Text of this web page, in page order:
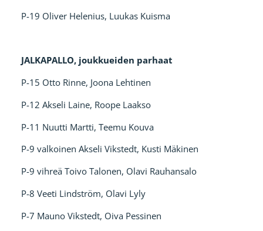
P-19 Oliver Helenius, Luukas Kuisma
JALKAPALLO, joukkueiden parhaat
P-15 Otto Rinne, Joona Lehtinen
P-12 Akseli Laine, Roope Laakso
P-11 Nuutti Martti, Teemu Kouva
P-9 valkoinen Akseli Vikstedt, Kusti Mäkinen
P-9 vihreä Toivo Talonen, Olavi Rauhansalo
P-8 Veeti Lindström, Olavi Lyly
P-7 Mauno Vikstedt, Oiva Pessinen